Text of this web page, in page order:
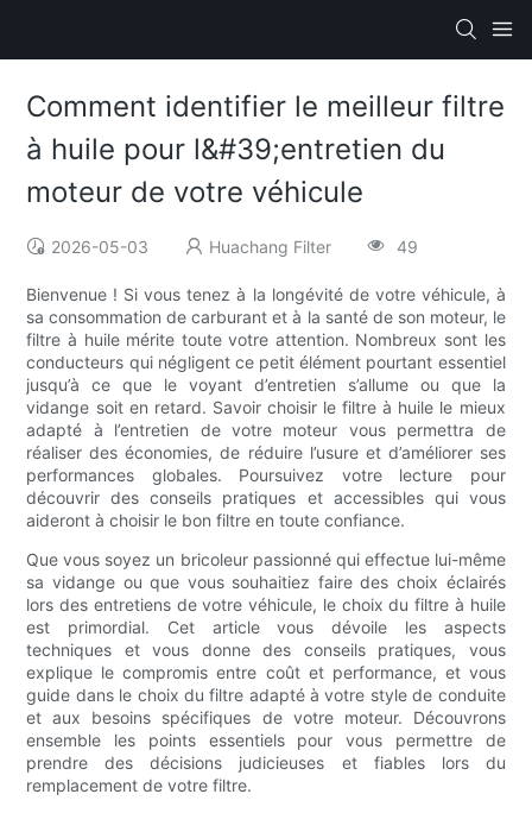
Comment identifier le meilleur filtre
à huile pour l&#39;entretien du
moteur de votre véhicule
2026-05-03 Huachang Filter 49
Bienvenue ! Si vous tenez à la longévité de votre véhicule, à
sa consommation de carburant et à la santé de son moteur, le
filtre à huile mérite toute votre attention. Nombreux sont les
conducteurs qui négligent ce petit élément pourtant essentiel
jusqu’à ce que le voyant d’entretien s’allume ou que la
vidange soit en retard. Savoir choisir le filtre à huile le mieux
adapté à l’entretien de votre moteur vous permettra de
réaliser des économies, de réduire l’usure et d’améliorer ses
performances globales. Poursuivez votre lecture pour
découvrir des conseils pratiques et accessibles qui vous
aideront à choisir le bon filtre en toute confiance.
Que vous soyez un bricoleur passionné qui effectue lui-même
sa vidange ou que vous souhaitiez faire des choix éclairés
lors des entretiens de votre véhicule, le choix du filtre à huile
est primordial. Cet article vous dévoile les aspects
techniques et vous donne des conseils pratiques, vous
explique le compromis entre coût et performance, et vous
guide dans le choix du filtre adapté à votre style de conduite
et aux besoins spécifiques de votre moteur. Découvrons
ensemble les points essentiels pour vous permettre de
prendre des décisions judicieuses et fiables lors du
remplacement de votre filtre.